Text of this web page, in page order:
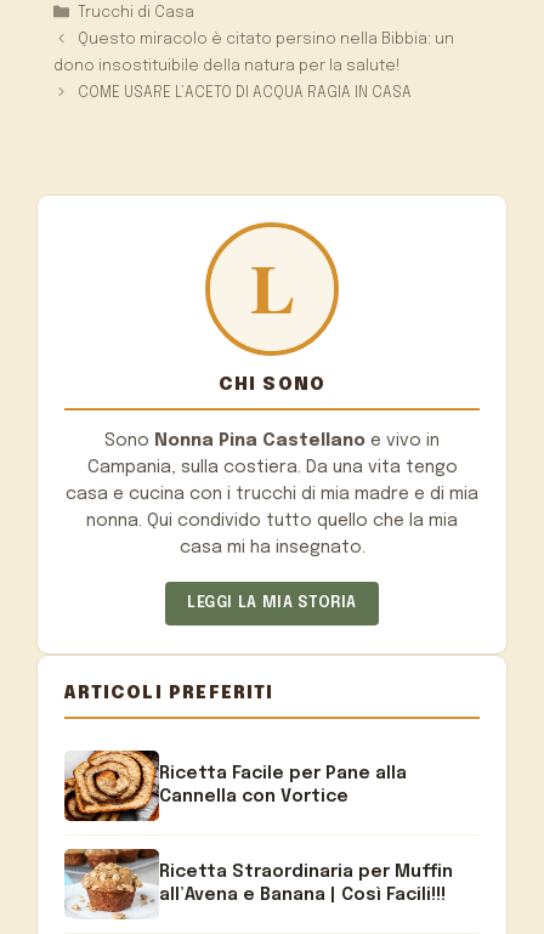
Categorie
Trucchi di Casa
Questo miracolo è citato persino nella Bibbia: un
dono insostituibile della natura per la salute!
COME USARE L’ACETO DI ACQUA RAGIA IN CASA
CHI SONO
Sono Nonna Pina Castellano e vivo in
Campania, sulla costiera. Da una vita tengo
casa e cucina con i trucchi di mia madre e di mia
nonna. Qui condivido tutto quello che la mia
casa mi ha insegnato.
LEGGI LA MIA STORIA
ARTICOLI PREFERITI
Ricetta Facile per Pane alla
Cannella con Vortice
Ricetta Straordinaria per Muffin
all’Avena e Banana | Così Facili!!!